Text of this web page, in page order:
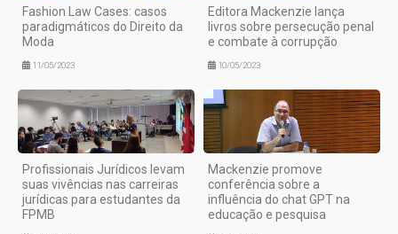
Fashion Law Cases: casos
paradigmáticos do Direito da
Moda
11/05/2023
Editora Mackenzie lança
livros sobre persecução penal
e combate à corrupção
10/05/2023
Profissionais Jurídicos levam
suas vivências nas carreiras
jurídicas para estudantes da
FPMB
Mackenzie promove
conferência sobre a
influência do chat GPT na
educação e pesquisa